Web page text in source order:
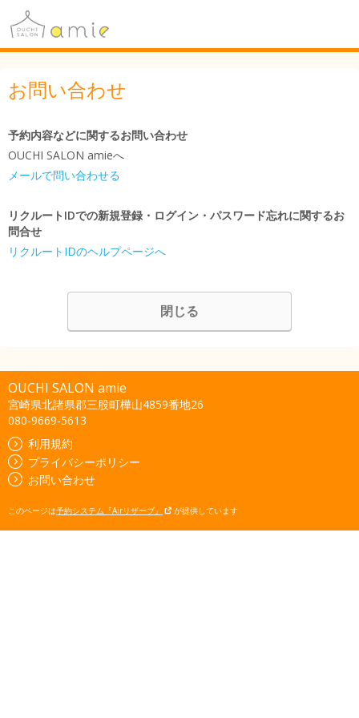
お問い合わせ
予約内容などに関するお問い合わせ
OUCHI SALON amieへ
メールで問い合わせる
リクルートIDでの新規登録・ログイン・パスワード忘れに関するお
問合せ
リクルートIDのヘルプページへ
閉じる
OUCHI SALON amie
宮崎県北諸県郡三股町樺山4859番地26
080-9669-5613
利用規約
プライバシーポリシー
お問い合わせ
このページは予約システム『Airリザーブ』 が提供しています